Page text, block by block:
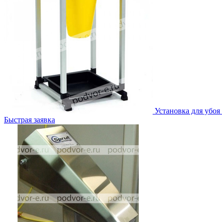
Установка для
Быстрая заявка